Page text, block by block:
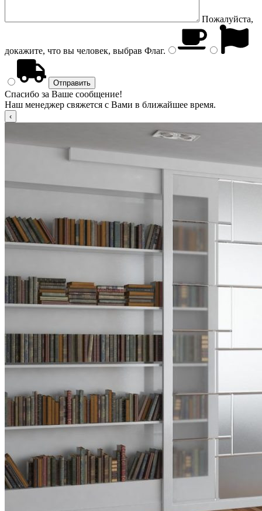
Пожалуйста,
докажите, что вы человек, выбрав Флаг.
Спасибо за Ваше сообщение!
Наш менеджер свяжется с Вами в ближайшее время.